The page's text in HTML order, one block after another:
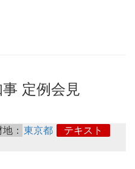
定例会見
： 東京都
テキスト